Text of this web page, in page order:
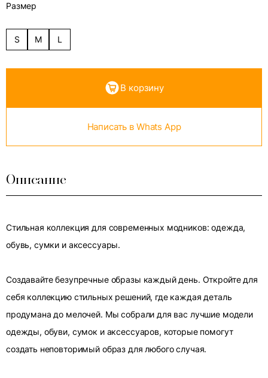
Размер
S M L
В корзину
Написать в Whats App
Описание
Стильная коллекция для современных модников: одежда,
обувь, сумки и аксессуары.
Создавайте безупречные образы каждый день. Откройте для
себя коллекцию стильных решений, где каждая деталь
продумана до мелочей. Мы собрали для вас лучшие модели
одежды, обуви, сумок и аксессуаров, которые помогут
создать неповторимый образ для любого случая.